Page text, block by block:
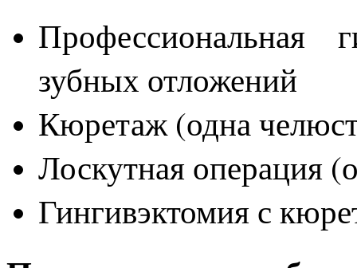
Профессиональная
зубных отложений
Кюретаж (одна
Лоскутная операция
Гингивэктомия с